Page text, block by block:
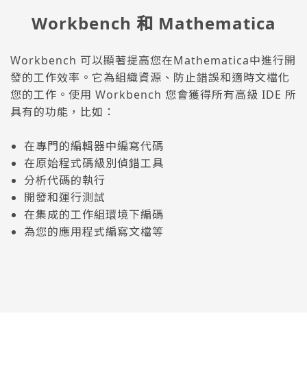
Workbench 和 Mathematica
Workbench 可以顯著提高您在Mathematica中進行開
發的工作效率。它為組織資源、防止錯誤和適時文檔化
您的工作。使用 Workbench 您會獲得所有高級 IDE 所
具有的功能，比如：
在專門的編輯器中編寫代碼
在原始程式碼級別偵錯工具
分析代碼的執行
開發和運行測試
在集成的工作組環境下編碼
為您的應用程式編寫文檔等